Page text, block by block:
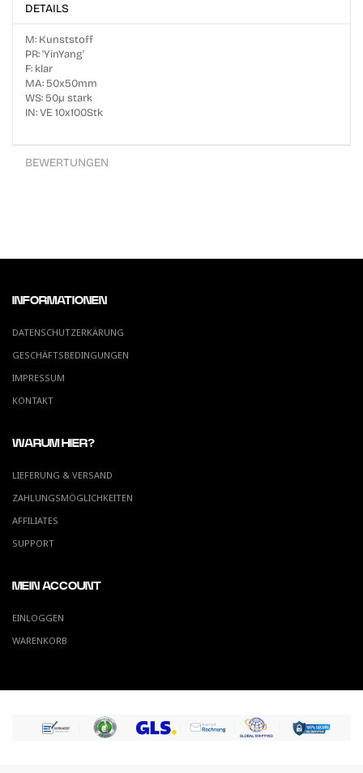
DETAILS
M: Kunststoff
PR: 'YinYang'
F: klar
MA: 50x50mm
WS: 50µ stark
IN: VE 10x100Stk
BEWERTUNGEN
INFORMATIONEN
DATENSCHUTZERKÄRUNG
GESCHÄFTSBEDINGUNGEN
IMPRESSUM
KONTAKT
WARUM HIER?
LIEFERUNG & VERSAND
ZAHLUNGSMÖGLICHKEITEN
AFFILIATES
SUPPORT
MEIN ACCOUNT
EINLOGGEN
WARENKORB